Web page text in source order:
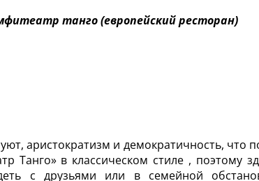
танго (европейский ресторан)
аристократизм и демократичность, что
Танго» в классическом стиле , поэтому
с друзьями или в семейной